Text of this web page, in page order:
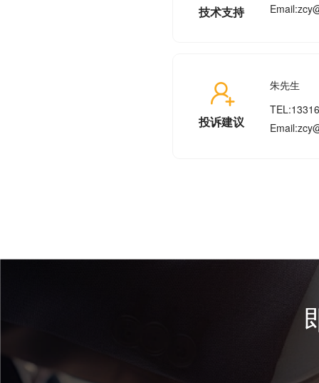
技术支持
投诉建议
朱先生